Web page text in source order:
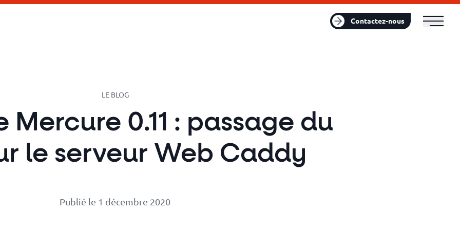
Contactez-nous
LE BLOG
Mercure 0.11 : passage du
le serveur Web Caddy
Publié le 1 décembre 2020